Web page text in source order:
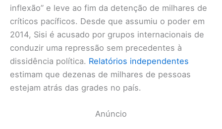
inflexão” e leve ao fim da detenção de milhares de
críticos pacíficos. Desde que assumiu o poder em
2014, Sisi é acusado por grupos internacionais de
conduzir uma repressão sem precedentes à
dissidência política. Relatórios independentes
estimam que dezenas de milhares de pessoas
estejam atrás das grades no país.
Anúncio